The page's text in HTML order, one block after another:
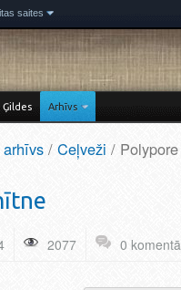
saites
Ģildes Arhīvs
/ Ceļveži /
2077 0